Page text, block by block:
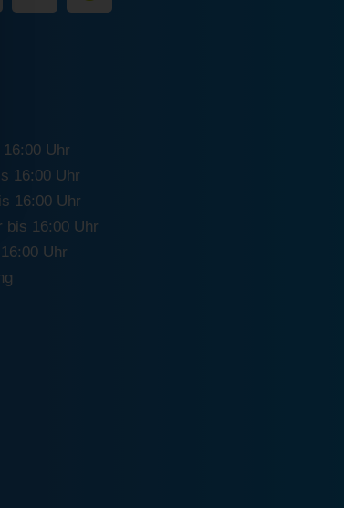
16:00 Uhr
16:00 Uhr
16:00 Uhr
bis 16:00 Uhr
Uhr